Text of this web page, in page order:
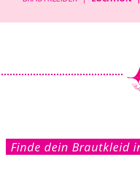
Finde dein Brautkleid